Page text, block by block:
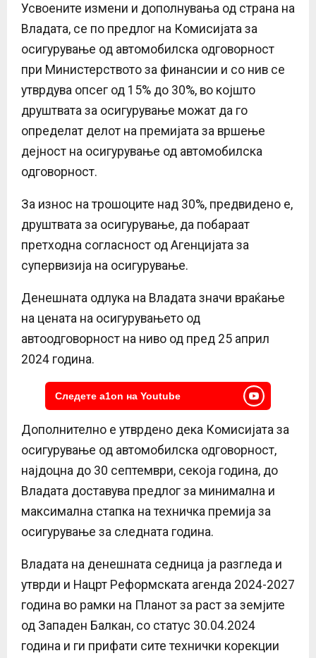
Усвоените измени и дополнувања од страна на
Владата, се по предлог на Комисијата за
осигурување од автомобилска одговорност
при Министерството за финансии и со нив се
утврдува опсег од 15% до 30%, во којшто
друштвата за осигурување можат да го
определат делот на премијата за вршење
дејност на осигурување од автомобилска
одговорност.
За износ на трошоците над 30%, предвидено е,
друштвата за осигурување, да побараат
претходна согласност од Агенцијата за
супервизија на осигурување.
Денешната одлука на Владата значи враќање
на цената на осигурувањето од
автоодговорност на ниво од пред 25 април
2024 година.
Следете a1on на Youtube
Дополнително е утврдено дека Комисијата за
осигурување од автомобилска одговорност,
најдоцна до 30 септември, секоја година, до
Владата доставува предлог за минимална и
максимална стапка на техничка премија за
осигурување за следната година.
Владата на денешната седница ја разгледа и
утврди и Нацрт Реформската агенда 2024-2027
година во рамки на Планот за раст за земјите
од Западен Балкан, со статус 30.04.2024
година и ги прифати сите технички корекции